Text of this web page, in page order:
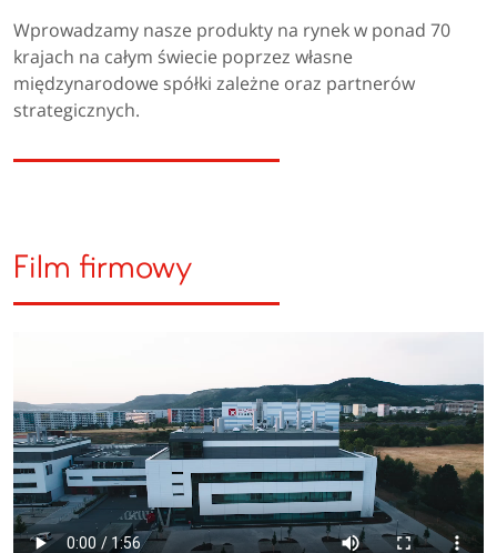
Wprowadzamy nasze produkty na rynek w ponad 70
krajach na całym świecie poprzez własne
międzynarodowe spółki zależne oraz partnerów
strategicznych.
Film firmowy